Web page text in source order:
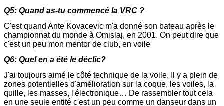
Q5: Quand as-tu commencé la VRC ?
C'est quand Ante Kovacevic m'a donné son bateau après le
championnat du monde à Omislaj, en 2001. On peut dire que
c'est un peu mon mentor de club, en voile
Q6: Quel en a été le déclic?
J'ai toujours aimé le côté technique de la voile. Il y a plein de
zones potentielles d'amélioration sur la coque, les voiles, la
quille, les masses, l'électronique… De rassembler tout cela
en une seule entité c'est un peu comme un danseur dans un